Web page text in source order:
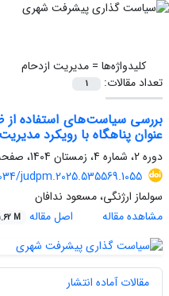
کلیدواژه‌ها =مدیریت ازدحام
تعداد مقالات:
1
بررسی سیاست‌های استفاده از
عنوان پناهگاه با رویکرد
دوره 2، شماره 4، زمستان 1404، صفحه
judpm.2025.535569.1055
سولماز ارژنگی، مسعود ندافان
مشاهده مقاله
اصل مقاله M
مقالات آماده انتشار